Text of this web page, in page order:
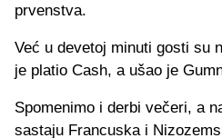
prvenstva.
Već u devetoj minuti gosti su
je platio Cash, a ušao je
Spomenimo i derbi večeri, a
sastaju Francuska i